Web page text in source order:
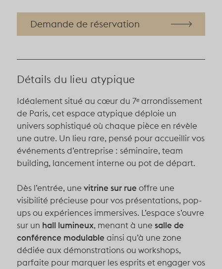
Demande de réservation
Détails du lieu atypique
Idéalement situé au cœur du 7ᵉ arrondissement
de Paris, cet espace atypique déploie un
univers sophistiqué où chaque pièce en révèle
une autre. Un lieu rare, pensé pour accueillir vos
événements d’entreprise : séminaire, team
building, lancement interne ou pot de départ.
Dès l’entrée, une vitrine sur rue offre une
visibilité précieuse pour vos présentations, pop-
ups ou expériences immersives. L’espace s’ouvre
sur un hall lumineux, menant à une salle de
conférence modulable ainsi qu’à une zone
dédiée aux démonstrations ou workshops,
parfaite pour marquer les esprits et engager vos